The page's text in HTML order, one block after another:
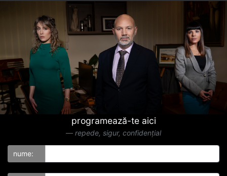
programează-te aici
repede, sigur, confidențial
nume: